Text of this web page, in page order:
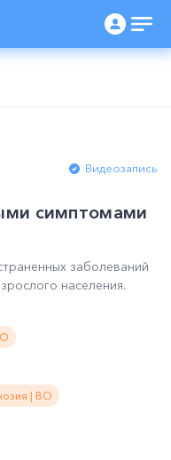
Видеозапись
симптомами
заболеваний
населения.
| ВО